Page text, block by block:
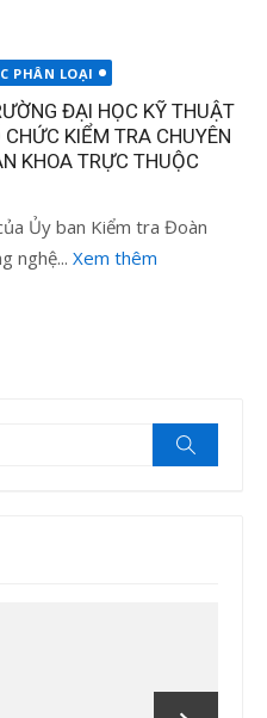
PHÂN LOẠI
ĐẠI HỌC KỸ THUẬT
KIỂM TRA CHUYÊN
KHOA TRỰC THUỘC
Ủy ban Kiểm tra Đoàn
nghệ... Xem thêm
kiếm